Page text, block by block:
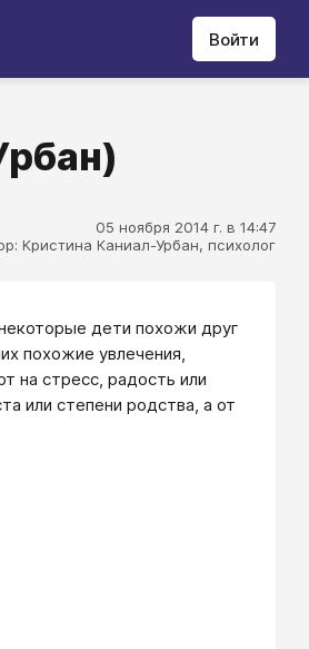
Войти
05 ноября 2014 г. в 14:47
Кристина Каниал-Урбан, психолог
дети похожи друг
похожие увлечения,
на стресс, радость или
или степени родства, а от